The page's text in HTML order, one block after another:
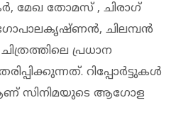
മേഖ തോമസ് , ചിരാഗ്
ഗോപാലകൃഷ്ണൻ, ചിലമ്പൻ
പ്രധാന
റിപ്പോർട്ടുകൾ
ആണ് സിനിമയുടെ ആഗോള